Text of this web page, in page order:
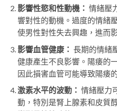
影響性慾和性動機： 情緒壓
響對性的動機。過度的情緒
使男性對性失去興趣，進而
影響血管健康： 長期的情緒
健康產生不良影響。陽痿的
因此損害血管可能導致陽痿
激素水平的波動： 情緒壓力
動，特別是腎上腺素和皮質